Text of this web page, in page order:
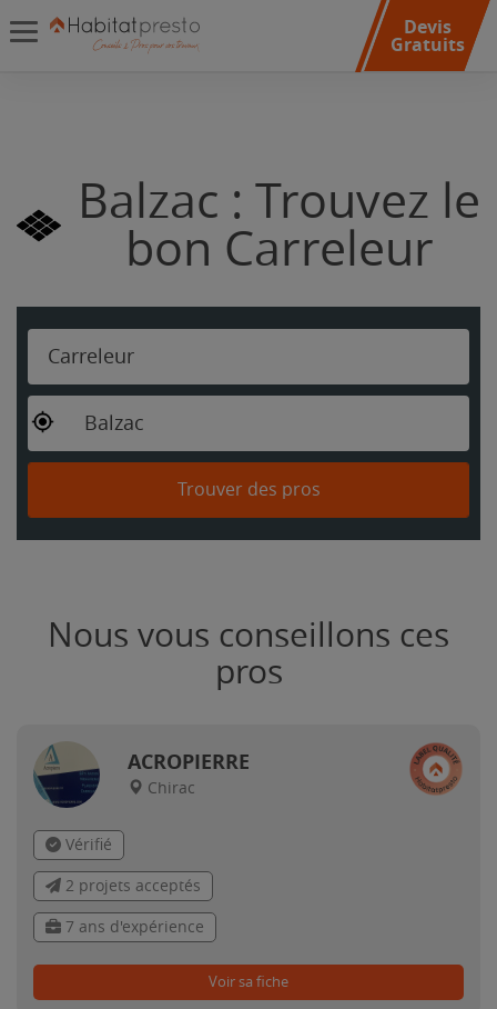
Devis
Gratuits
Balzac : Trouvez le
bon Carreleur
Carreleur
Balzac
Trouver des pros
Nous vous conseillons ces
pros
ACROPIERRE
Chirac
Vérifié
2 projets acceptés
7 ans d'expérience
Voir sa fiche